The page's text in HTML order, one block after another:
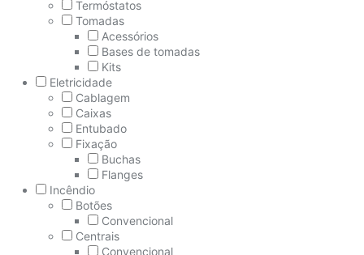
Termóstatos
Tomadas
Acessórios
Bases de tomadas
Kits
Eletricidade
Cablagem
Caixas
Entubado
Fixação
Buchas
Flanges
Incêndio
Botões
Convencional
Centrais
Convencional